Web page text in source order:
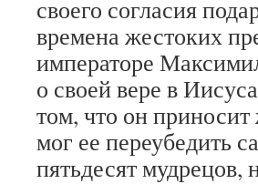
своего согласия
времена жестоких
императоре
о своей вере в
том, что он
мог ее переубедить
пятьдесят мудрецов,